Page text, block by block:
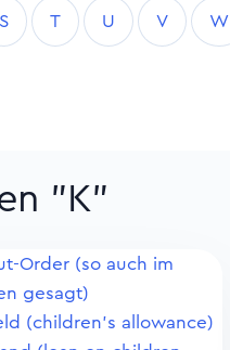
S T U V W
"K"
Order (so auch im
gesagt)
(children's allowance)